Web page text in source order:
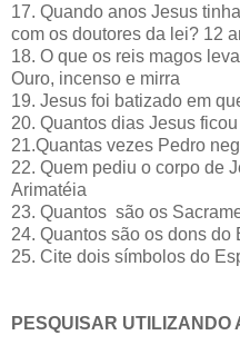
17. Quando anos Jesus
com os doutores da lei? 12
18. O que os reis magos
Ouro, incenso e mirra
19. Jesus foi batizado em
20. Quantos dias Jesus
21.Quantas vezes Pedro
22. Quem pediu o corpo de
Arimatéia
23. Quantos são os
24. Quantos são os dons do
25. Cite dois símbolos do
PESQUISAR UTILIZANDO